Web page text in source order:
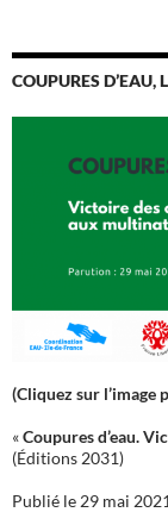
COUPURES D’EAU,
(Cliquez sur
«Coupures d’eau.
(Éditions 2031)
Publié le 29 mai 2021